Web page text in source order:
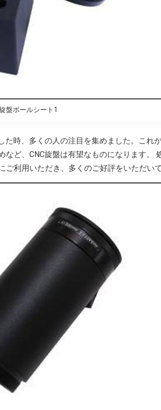
盤ボールシート1
た時、多くの人の注目を集めました。これ
ど、CNC旋盤は有望なものになります。
利用いただき、多くのご好評をいただいて